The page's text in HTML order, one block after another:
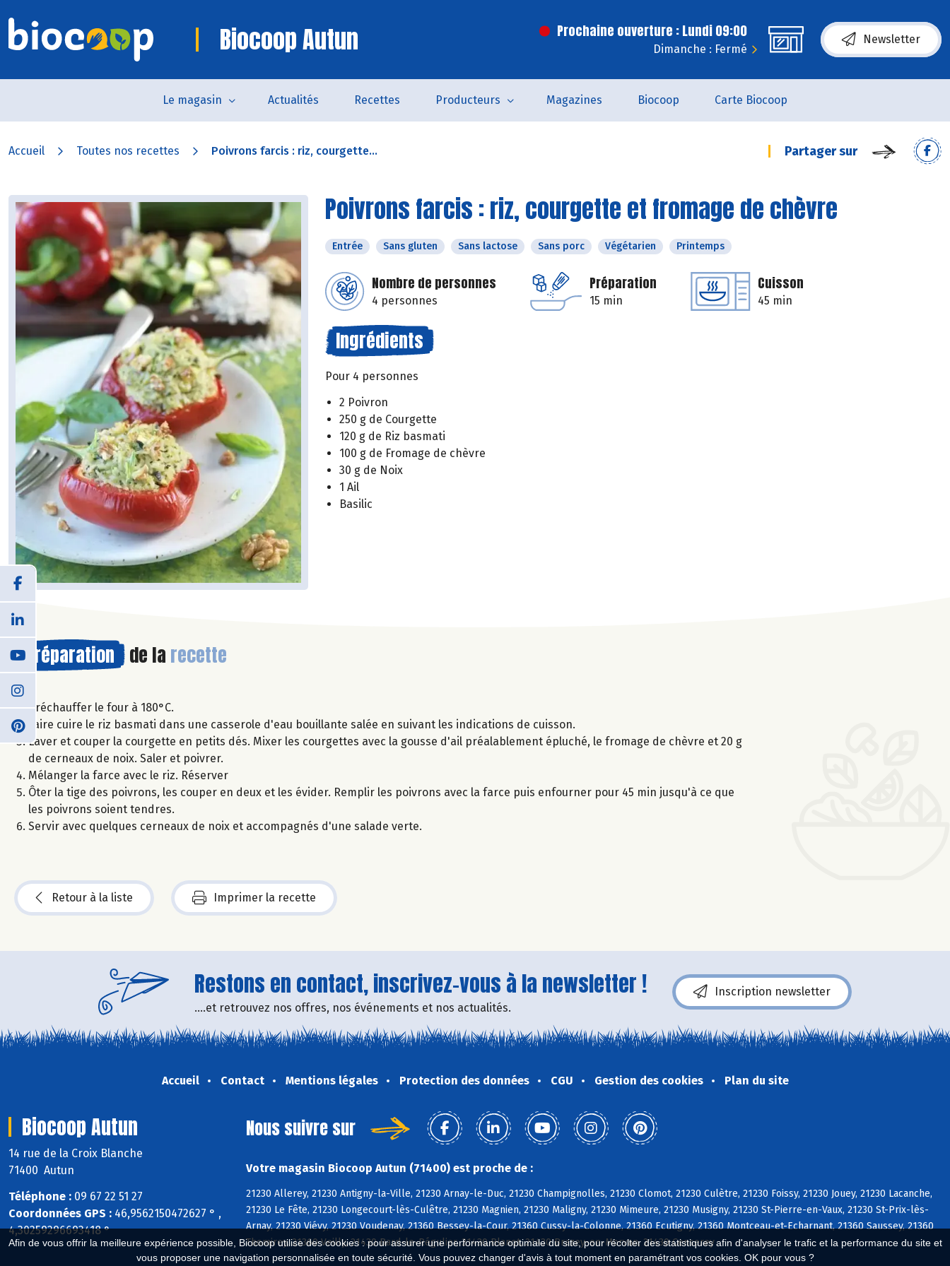
Afin de vous offrir la meilleure expérience possible, Biocoop utilise des cookies : pour assurer une performance optimale du site, pour récolter des statistiques afin d'analyser le trafic et la performance du site et
vous proposer une navigation personnalisée en toute sécurité. Vous pouvez changer d'avis à tout moment en paramétrant vos cookies. OK pour vous ?
Biocoop Autun Prochaine ouverture : Lundi 09:00
Dimanche : Fermé
Newsletter
Le magasin Actualités Recettes Producteurs Magazines Biocoop Carte Biocoop
Accueil Toutes nos recettes Poivrons farcis : riz, courgette... Partager sur
Poivrons farcis : riz, courgette et fromage de chèvre
Entrée Sans gluten Sans lactose Sans porc Végétarien Printemps
Nombre de personnes
4 personnes
Préparation
15 min
Cuisson
45 min
Ingrédients
Pour 4 personnes
2 Poivron
250 g de Courgette
120 g de Riz basmati
100 g de Fromage de chèvre
30 g de Noix
1 Ail
Basilic
Préparation de la recette
Préchauffer le four à 180°C.
Faire cuire le riz basmati dans une casserole d'eau bouillante salée en suivant les indications de cuisson.
Laver et couper la courgette en petits dés. Mixer les courgettes avec la gousse d'ail préalablement épluché, le fromage de chèvre et 20 g
de cerneaux de noix. Saler et poivrer.
Mélanger la farce avec le riz. Réserver
Ôter la tige des poivrons, les couper en deux et les évider. Remplir les poivrons avec la farce puis enfourner pour 45 min jusqu'à ce que
les poivrons soient tendres.
Servir avec quelques cerneaux de noix et accompagnés d'une salade verte.
Retour à la liste Imprimer la recette
Restons en contact, inscrivez-vous à la newsletter !
....et retrouvez nos offres, nos événements et nos actualités.
Inscription newsletter
Accueil Contact Mentions légales Protection des données CGU Gestion des cookies Plan du site
Biocoop Autun
14 rue de la Croix Blanche
71400 Autun
Téléphone : 09 67 22 51 27
Coordonnées GPS : 46,9562150472627 ° ,
4,30259296693418 °
Nous suivre sur
Votre magasin Biocoop Autun (71400) est proche de :
21230 Allerey, 21230 Antigny-la-Ville, 21230 Arnay-le-Duc, 21230 Champignolles, 21230 Clomot, 21230 Culètre, 21230 Foissy, 21230 Jouey, 21230 Lacanche,
21230 Le Fête, 21230 Longecourt-lès-Culêtre, 21230 Magnien, 21230 Maligny, 21230 Mimeure, 21230 Musigny, 21230 St-Pierre-en-Vaux, 21230 St-Prix-lès-
Arnay, 21230 Viévy, 21230 Voudenay, 21360 Bessey-la-Cour, 21360 Cussy-la-Colonne, 21360 Ecutigny, 21360 Montceau-et-Echarnant, 21360 Saussey, 21360
Thomirey, 21360 Veilly, 21430 Bard-le-Régulier, 21430 Blanot, 21430 Brazey-en-Morvan, 21430 Censerey